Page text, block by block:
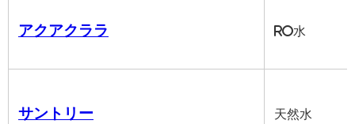
アクアクララ RO水
サントリー 天然水